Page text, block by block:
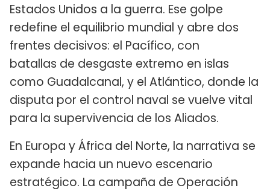
Estados Unidos a la guerra. Ese golpe
redefine el equilibrio mundial y abre dos
frentes decisivos: el Pacífico, con
batallas de desgaste extremo en islas
como Guadalcanal, y el Atlántico, donde la
disputa por el control naval se vuelve vital
para la supervivencia de los Aliados.
En Europa y África del Norte, la narrativa se
expande hacia un nuevo escenario
estratégico. La campaña de Operación